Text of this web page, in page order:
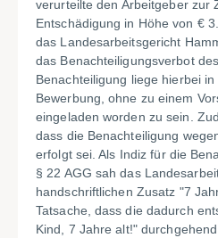
verurteilte den Arbeitgeber zur
Entschädigung in Höhe von €
das Landesarbeitsgericht
das Benachteiligungsverbot
Benachteiligung liege hierbei
Bewerbung, ohne zu einem
eingeladen worden zu sein.
dass die Benachteiligung
erfolgt sei. Als Indiz für die
§ 22 AGG sah das
handschriftlichen Zusatz "7
Tatsache, dass die dadurch
Kind, 7 Jahre alt!"